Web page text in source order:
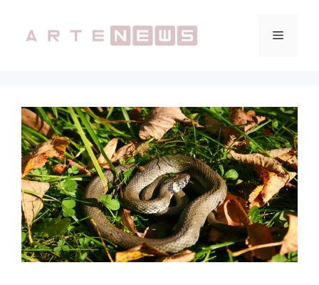
contenuto
Menu